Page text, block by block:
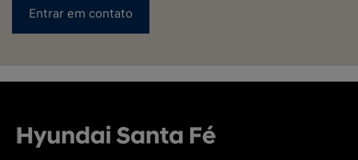
Entrar em contato